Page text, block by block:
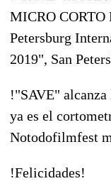
MICRO CORTO
Petersburg
2019", San
!"SAVE"
ya es el
Notodofilmfest
!Felicidades!